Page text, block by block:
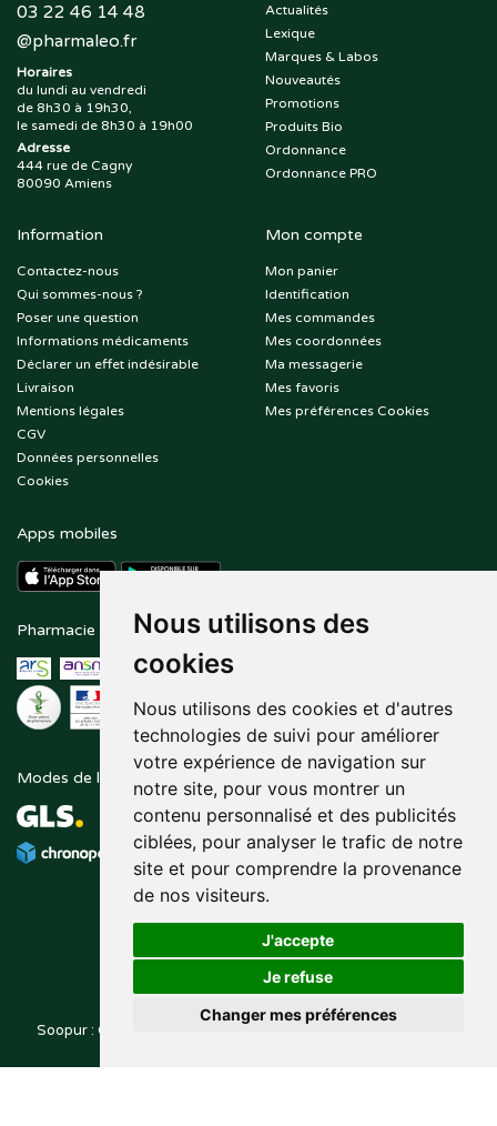
Nous utilisons des
cookies
Nous utilisons des cookies et d'autres
technologies de suivi pour améliorer
votre expérience de navigation sur
notre site, pour vous montrer un
contenu personnalisé et des publicités
ciblées, pour analyser le trafic de notre
site et pour comprendre la provenance
de nos visiteurs.
J'accepte
Je refuse
Changer mes préférences
03 22 46 14 48
@pharmaleo.fr
Horaires
du lundi au vendredi
de 8h30 à 19h30,
le samedi de 8h30 à 19h00
Adresse
444 rue de Cagny
80090 Amiens
Actualités
Lexique
Marques & Labos
Nouveautés
Promotions
Produits Bio
Ordonnance
Ordonnance PRO
Information
Contactez-nous
Qui sommes-nous ?
Poser une question
Informations médicaments
Déclarer un effet indésirable
Livraison
Mentions légales
CGV
Données personnelles
Cookies
Mon compte
Mon panier
Identification
Mes commandes
Mes coordonnées
Ma messagerie
Mes favoris
Mes préférences Cookies
Apps mobiles
Pharmacie en ligne agréée Paiement sécurisé
Modes de livraison Suivez-nous sur
Soopur : Cosmétiques, soin de la peau, maquillage, toutes vos